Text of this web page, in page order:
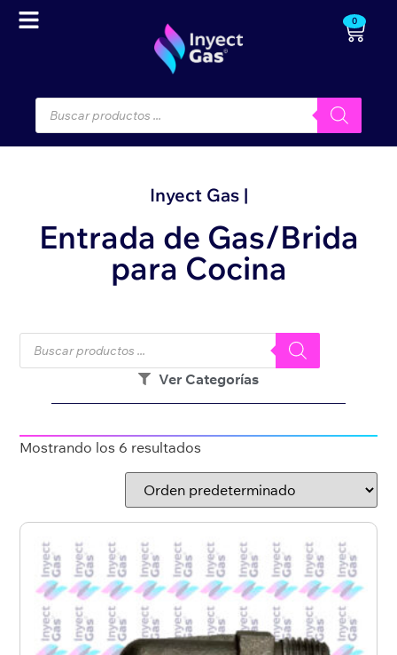
0
Inyect Gas |
Entrada de Gas/Brida
para Cocina
Ver Categorías
Mostrando los 6 resultados